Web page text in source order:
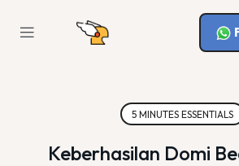
5 MINUTES ESSENTIALS
Keberhasilan Domi